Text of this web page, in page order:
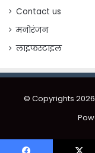
Contact us
मनोरंजन
लाइफस्टाइल
© Copyrights